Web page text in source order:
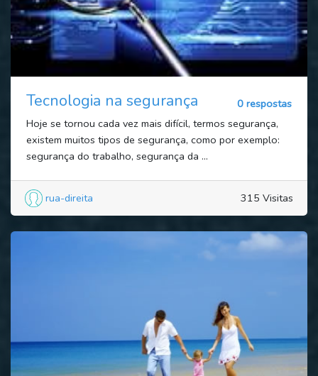
Tecnologia na segurança
0 respostas
Hoje se tornou cada vez mais difícil, termos segurança,
existem muitos tipos de segurança, como por exemplo:
segurança do trabalho, segurança da ...
rua-direita 315 Visitas